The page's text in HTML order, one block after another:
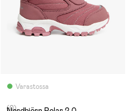
Varastossa
(0)